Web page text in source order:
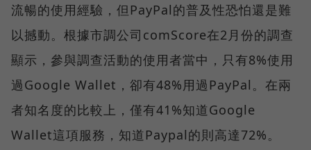
流暢的使用經驗，但PayPal的普及性恐怕還是難
以撼動。根據市調公司comScore在2月份的調查
顯示，參與調查活動的使用者當中，只有8%使用
過Google Wallet，卻有48%用過PayPal。在兩
者知名度的比較上，僅有41%知道Google
Wallet這項服務，知道Paypal的則高達72%。